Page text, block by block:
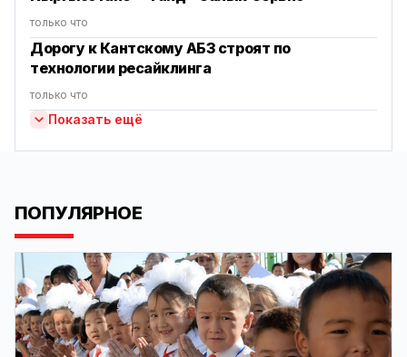
только что
Дорогу к Кантскому АБЗ строят по
технологии ресайклинга
только что
Показать ещё
ПОПУЛЯРНОЕ